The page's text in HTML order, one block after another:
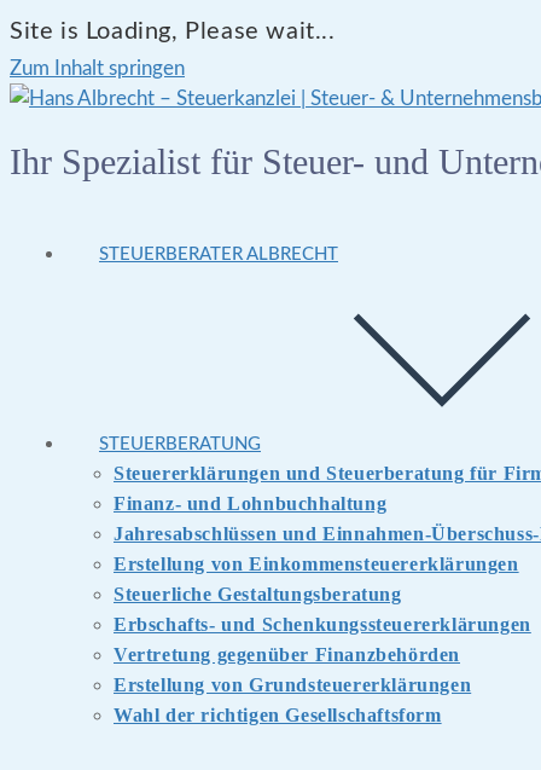
Site is Loading, Please wait...
Zum Inhalt springen
Ihr Spezialist für Steuer- und
STEUERBERATER ALBRECHT
STEUERBERATUNG
Steuererklärungen und Steuerberatung für
Finanz- und Lohnbuchhaltung
Jahresabschlüssen und Einnahmen-
Erstellung von Einkommensteuererklärungen
Steuerliche Gestaltungsberatung
Erbschafts- und Schenkungssteuererklärungen
Vertretung gegenüber Finanzbehörden
Erstellung von Grundsteuererklärungen
Wahl der richtigen Gesellschaftsform